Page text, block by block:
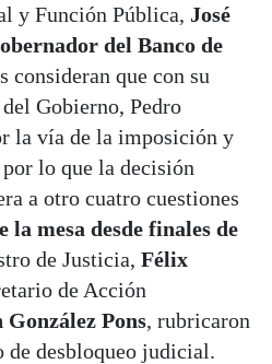
y Función Pública, José
del Banco de
consideran que con su
Gobierno, Pedro
la vía de la imposición y
lo que la decisión
a otro cuatro cuestiones
la mesa desde finales de
de Justicia, Félix
de Acción
González Pons, rubricaron
de desbloqueo judicial.